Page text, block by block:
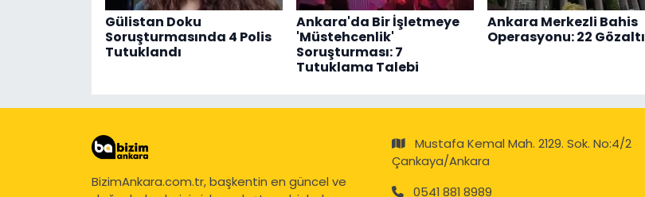
Gülistan Doku
Soruşturmasında 4 Polis
Tutuklandı
Ankara'da Bir İşletmeye
'Müstehcenlik'
Soruşturması: 7
Tutuklama Talebi
Ankara Merkezli Bahis
Operasyonu: 22 Gözaltı
BizimAnkara.com.tr, başkentin en güncel ve
Mustafa Kemal Mah. 2129. Sok. No:4/2
Çankaya/Ankara
0541 881 8989